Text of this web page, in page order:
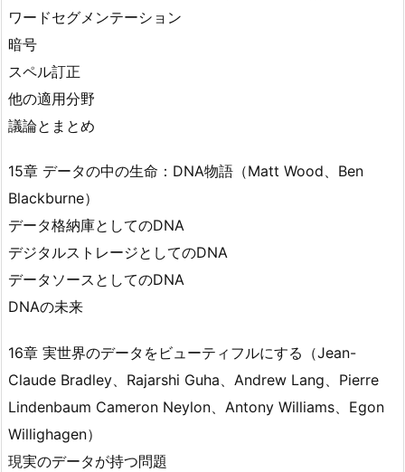
ワードセグメンテーション
暗号
スペル訂正
他の適用分野
議論とまとめ
15章 データの中の生命：DNA物語（Matt Wood、Ben
Blackburne）
データ格納庫としてのDNA
デジタルストレージとしてのDNA
データソースとしてのDNA
DNAの未来
16章 実世界のデータをビューティフルにする（Jean-
Claude Bradley、Rajarshi Guha、Andrew Lang、Pierre
Lindenbaum Cameron Neylon、Antony Williams、Egon
Willighagen）
現実のデータが持つ問題